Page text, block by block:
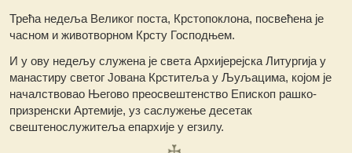
Трећа недеља Великог поста, Крстопоклона, посвећена је
часном и животворном Крсту Господњем.
И у ову недељу служена је света Архијерејска Литургија у
манастиру светог Јована Крститеља у Љуљацима, којом је
началствовао Његово преосвештенство Епископ рашко-
призренски Артемије, уз саслужење десетак
свештенослужитеља епархије у егзилу.